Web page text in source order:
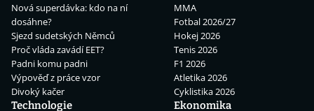
Nová superdávka: kdo na ní
dosáhne?
Sjezd sudetských Němců
Proč vláda zavádí EET?
Padni komu padni
Výpověď z práce vzor
Divoký kačer
MMA
Fotbal 2026/27
Hokej 2026
Tenis 2026
F1 2026
Atletika 2026
Cyklistika 2026
Technologie
Ekonomika